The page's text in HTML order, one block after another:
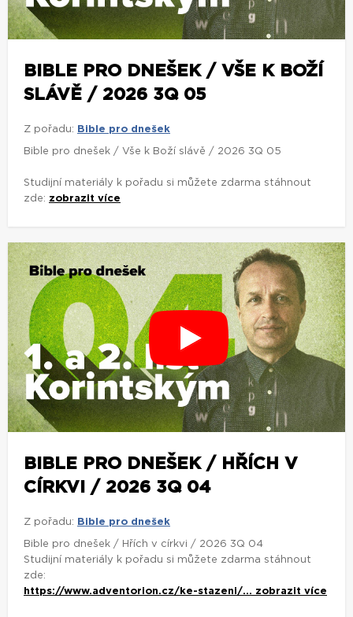
BIBLE PRO DNEŠEK / VŠE K BOŽÍ
SLÁVĚ / 2026 3Q 05
Z pořadu: Bible pro dnešek
Bible pro dnešek / Vše k Boží slávě / 2026 3Q 05
Studijní materiály k pořadu si můžete zdarma stáhnout
zde: zobrazit více
BIBLE PRO DNEŠEK / HŘÍCH V
CÍRKVI / 2026 3Q 04
Z pořadu: Bible pro dnešek
Bible pro dnešek / Hřích v církvi / 2026 3Q 04
Studijní materiály k pořadu si můžete zdarma stáhnout
zde:
https://www.adventorion.cz/ke-stazeni/... zobrazit více